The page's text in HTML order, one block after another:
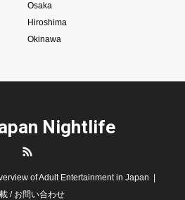
Osaka
Hiroshima
Okinawa
Nightlife
of Adult Entertainment in Japan
/ お問い合わせ